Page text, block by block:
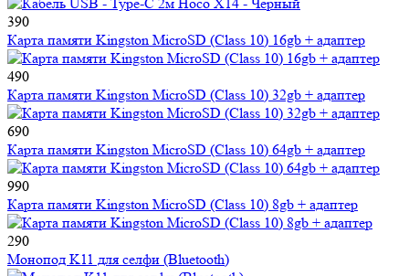
390
Карта памяти Kingston MicroSD (Class 10) 16gb + адаптер
490
Карта памяти Kingston MicroSD (Class 10) 32gb + адаптер
690
Карта памяти Kingston MicroSD (Class 10) 64gb + адаптер
990
Карта памяти Kingston MicroSD (Class 10) 8gb + адаптер
290
Монопод K11 для селфи (Bluetooth)